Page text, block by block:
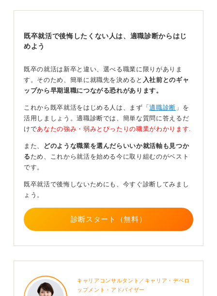
ただ、その時期を狙って求人を出す企業も多くあるた
め、退職をするタイミングとしては非常に適していると
規定と賞与の確認が重要！ 準備次第で判断をしよう
また、現職の賞与支給については、在籍している日に支
給されるのか、退職が決まっている場合には支給されな
い場合があるなど、会社によって取り扱いが異なりま
そのため、事前に就業規則や規定を十分に確認しておく
ことが重要です。準備次第で最適な判断は異なるため、
規定の確認は怠らないようにしてください。
もし現職や転職先で賞与が支給されない場合でも、求人
が出る時期であることには変わりないため、6月に退職す
ること自体は問題ないと覚えておきましょう。
既卒就活で後悔したくない人は、適職診断からはじ
めよう
既卒の就活は新卒と違い、選べる職業に限りがありま
す。そのため、簡単に就職先を決めると 入社前とのギャ
ップから早期退職につながる恐れがあります。
これから既卒就活をはじめる人は、まず「適職診断 」を
活用しましょう。適職診断では、簡単な質問に答えるだ
けであなたの強み・弱みとぴったりの職業がわかります.
また、
どのような職業を選んだらいいか就活軸も見つか
る ため、これから就活を始める今に取り組むのがベスト
です。
既卒就活で後悔しないためにも、今すぐ診断してみまし
ょう。
診断スタート（無料）
キャリアコンサルタント／キャリア・デベロ
ップメント・アドバイザー